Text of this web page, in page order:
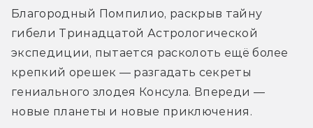
Благородный Помпилио, раскрыв тайну
гибели Тринадцатой Астрологической
экспедиции, пытается расколоть ещё более
крепкий орешек — разгадать секреты
гениального злодея Консула. Впереди —
новые планеты и новые приключения.